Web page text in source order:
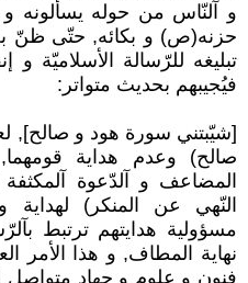
و آلنّاس من حوله يسألونه
حزنه(ص) و بكائه, حتّى ظنّ
تبليغه للرّسالة الأسلاميّة و
فيُجيبهم بحديث متواتر:
[شيّبتني سورة هود و صالح],
صالح) وعدم هداية
المضاعف و آلدّعوة
النّهي عن المنكر) لهداية
مسؤولية هدايتهم ترتبط
نهاية المطاف, و هذا الأمر
فنون و علوم و جهاد متواصل